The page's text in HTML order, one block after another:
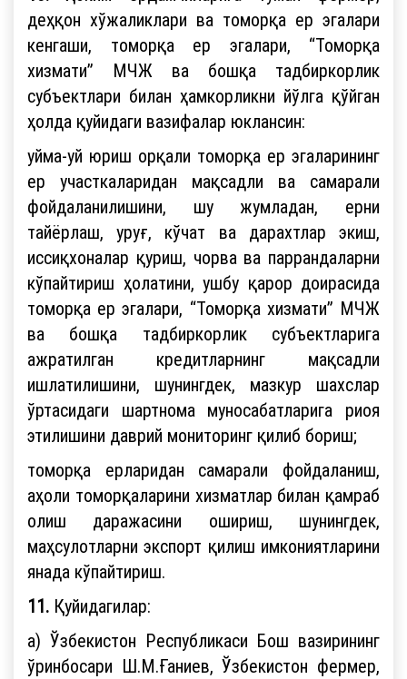
деҳқон хўжаликлари ва томорқа ер эгалари
кенгаши, томорқа ер эгалари, “Томорқа
хизмати” МЧЖ ва бошқа тадбиркорлик
субъектлари билан ҳамкорликни йўлга қўйган
ҳолда қуйидаги вазифалар юклансин:
уйма-уй юриш орқали томорқа ер эгаларининг
ер участкаларидан мақсадли ва самарали
фойдаланилишини, шу жумладан, ерни
тайёрлаш, уруғ, кўчат ва дарахтлар экиш,
иссиқхоналар қуриш, чорва ва паррандаларни
кўпайтириш ҳолатини, ушбу қарор доирасида
томорқа ер эгалари, “Томорқа хизмати” МЧЖ
ва бошқа тадбиркорлик субъектларига
ажратилган кредитларнинг мақсадли
ишлатилишини, шунингдек, мазкур шахслар
ўртасидаги шартнома муносабатларига риоя
этилишини даврий мониторинг қилиб бориш;
томорқа ерларидан самарали фойдаланиш,
аҳоли томорқаларини хизматлар билан қамраб
олиш даражасини ошириш, шунингдек,
маҳсулотларни экспорт қилиш имкониятларини
янада кўпайтириш.
11. Қуйидагилар:
а) Ўзбекистон Республикаси Бош вазирининг
ўринбосари Ш.М.Ғаниев, Ўзбекистон фермер,